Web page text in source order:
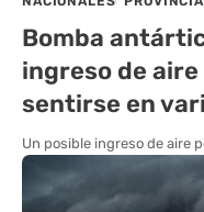
Bomba
ingreso de
sentirse en
Un posible ingreso de aire